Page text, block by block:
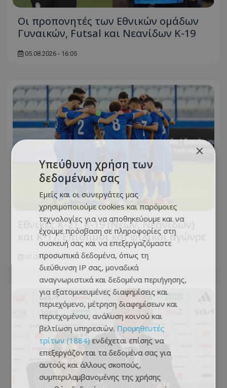
Οι προπονητές των Εθνικών ομάδων
Γυναικών, Futsal και Νεανίδων Κ-19
05.08.2026 - 16:05
Εθνικές Κ-21, Κ-19 (Νέων, Νεανίδων)
και Κ-17: Eπίσημοι και φιλικοί αγώνρε
03.08.2026 - 11:17
×
Υπεύθυνη χρήση των
δεδομένων σας
Εμείς και οι συνεργάτες μας
χρησιμοποιούμε cookies και παρόμοιες
τεχνολογίες για να αποθηκεύουμε και να
έχουμε πρόσβαση σε πληροφορίες στη
συσκευή σας και να επεξεργαζόμαστε
προσωπικά δεδομένα, όπως τη
διεύθυνση IP σας, μοναδικά
αναγνωριστικά και δεδομένα περιήγησης,
για εξατομικευμένες διαφημίσεις και
περιεχόμενο, μέτρηση διαφημίσεων και
περιεχομένου, ανάλυση κοινού και
βελτίωση υπηρεσιών. Προμηθευτές
τρίτων (1884) ενδέχεται επίσης να
επεξεργάζονται τα δεδομένα σας για
αυτούς και άλλους σκοπούς,
συμπεριλαμβανομένης της χρήσης